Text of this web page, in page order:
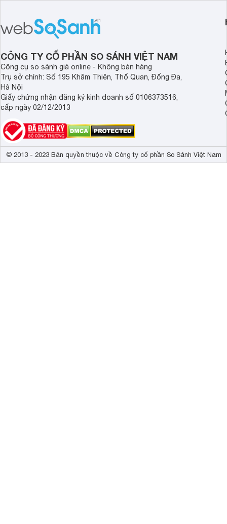
năng ổn định, bền bỉ cùng mức giá dễ
tiếp cận, dưới đây là những mẫu
MacBook đáng cân nhắc dành cho
tân sinh viên.
huy thế mạnh từ
thiết kế thời thượng
CÔNG TY CỔ PHẦN SO SÁNH VIỆT NAM
Công cụ so sánh giá online - Không bán hàng
Trụ sở chính: Số 195 Khâm Thiên, Thổ Quan, Đống Đa,
Hà Nội
Giấy chứng nhận đăng ký kinh doanh số 0106373516,
cấp ngày 02/12/2013
© 2013 - 2023 Bản quyền thuộc về Công ty cổ phần So Sánh Việt Nam